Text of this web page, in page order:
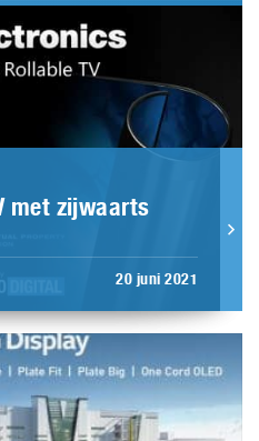
met zijwaarts
20 juni 2021